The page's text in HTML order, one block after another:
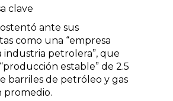
clave
ante sus
como una “empresa
industria petrolera”, que
estable” de 2.5
barriles de petróleo y gas
promedio.